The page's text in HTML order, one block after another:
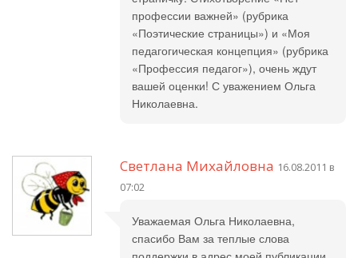
профессии важней» (рубрика
«Поэтические страницы») и «Моя
педагогическая концепция» (рубрика
«Профессия педагог»), очень ждут
вашей оценки! С уважением Ольга
Николаевна.
Светлана Михайловна 16.08.2011 в
07:02
Уважаемая Ольга Николаевна,
спасибо Вам за теплые слова